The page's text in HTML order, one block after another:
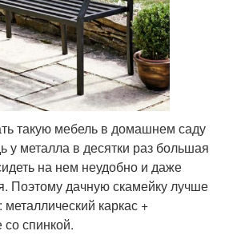
такую мебель в домашнем саду
у металла в десятки раз большая
на нем неудобно и даже
Поэтому дачную скамейку лучше
каркас +
спинкой.